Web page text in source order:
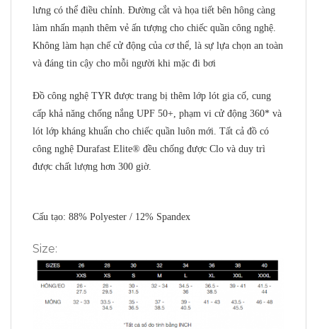
lưng có thể điều chỉnh. Đường cắt và họa tiết bên hông càng
làm nhấn mạnh thêm vẻ ấn tượng cho chiếc quần công nghệ.
Không làm hạn chế cử động của cơ thể, là sự lựa chọn an toàn
và đáng tin cậy cho mỗi người khi mặc đi bơi
Đồ công nghệ TYR được trang bị thêm lớp lót gia cố, cung
cấp khả năng chống nắng UPF 50+, phạm vi cử động 360* và
lót lớp kháng khuẩn cho chiếc quần luôn mới. Tất cả đồ có
công nghệ Durafast Elite® đều chống được Clo và duy trì
được chất lượng hơn 300 giờ.
Cấu tạo: 88% Polyester / 12% Spandex
Size: